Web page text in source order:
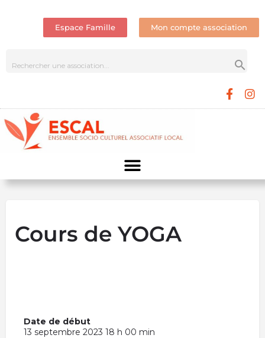
Espace Famille Mon compte association
Cours de YOGA
Date de début
13 septembre 2023 18 h 00 min